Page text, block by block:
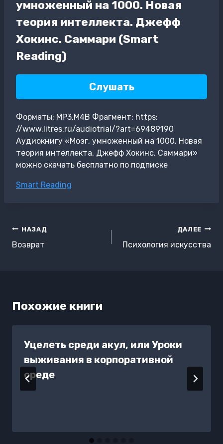
умноженный на 1000. Новая
теория интеллекта. Джефф
Хокинс. Саммари (Smart
Reading)
Слушать
Форматы: MP3,M4B Фрагмент: https:
//www.litres.ru/audiotrial/?art=69489190
Аудиокнигу «Мозг, умноженный на 1000. Новая
теория интеллекта. Джефф Хокинс. Саммари»
можно скачать бесплатно по подписке
Метки
Smart Reading
Навигация
по
НАЗАД
Возврат
ДАЛЕЕ
Психология искусства
Похожие книги
Уцелеть среди акул, или Уроки
выживания в корпоративной
среде